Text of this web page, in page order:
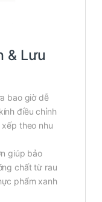
& Lưu
bao giờ dễ
điều chỉnh
theo nhu
giúp bảo
chất từ rau
phẩm xanh